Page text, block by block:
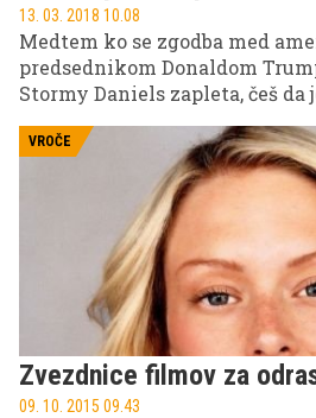
13. 03. 2018 10.08
Medtem ko se zgodba med
predsednikom Donaldom
Stormy Daniels zapleta, češ da
ustrahovanj, ona očitno več
svoje delo ...
VROČE
Zvezdnice filmov za
09. 10. 2015 09.43